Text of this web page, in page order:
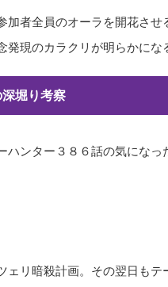
加者全員のオーラを開花させ
発現のカラクリが明らかにな
堀り考察
ハンター３８６話の気になっ
ェリ暗殺計画。その翌日もテ